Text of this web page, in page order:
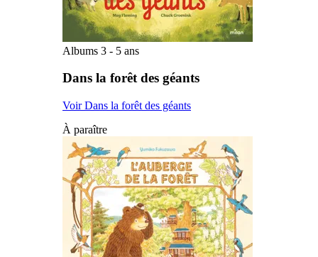
Albums 3 - 5 ans
Dans la forêt des géants
Voir Dans la forêt des géants
À paraître